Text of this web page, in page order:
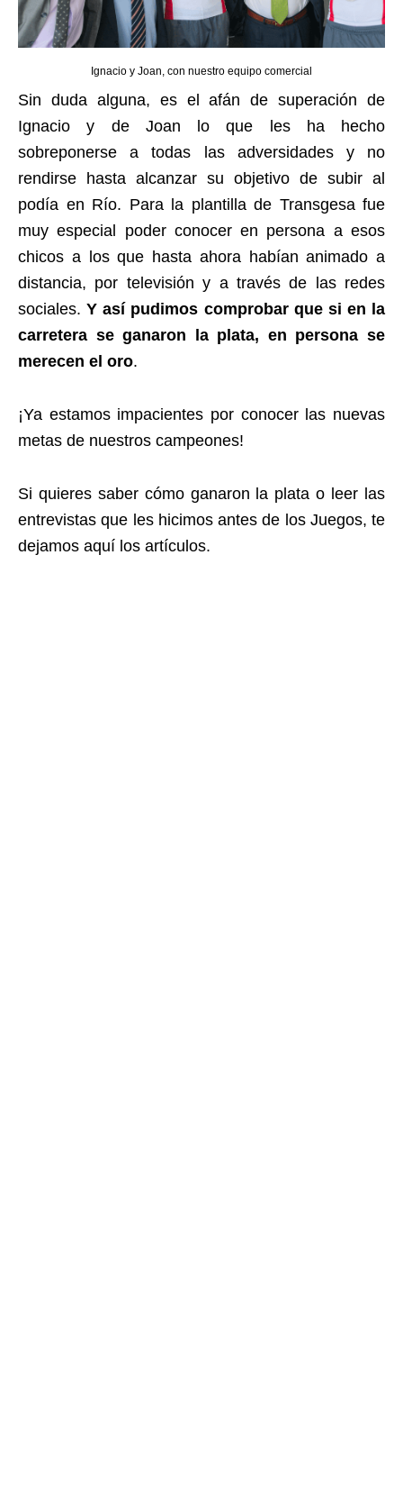
Ignacio y Joan, con nuestro equipo comercial
Sin duda alguna, es el afán de superación de
Ignacio y de Joan lo que les ha hecho
sobreponerse a todas las adversidades y no
rendirse hasta alcanzar su objetivo de subir al
podía en Río. Para la plantilla de Transgesa fue
muy especial poder conocer en persona a esos
chicos a los que hasta ahora habían animado a
distancia, por televisión y a través de las redes
sociales.Y así pudimos comprobar que si en la
carretera se ganaron la plata, en persona se
merecen el oro.
¡Ya estamos impacientes por conocer las nuevas
metas de nuestros campeones!
Si quieres saber cómo ganaron la plata o leer las
entrevistas que les hicimos antes de los Juegos, te
dejamos aquí los artículos.